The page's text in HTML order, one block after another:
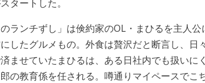
タートした。
のランチずし」は倹約家のOL・まひるを主人
したグルメもの。外食は贅沢だと断言し、日
ませていたまひるは、ある日社内でも扱いに
の教育係を任される。噂通りマイペースでこ